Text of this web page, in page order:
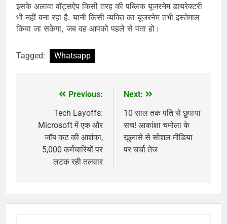
इसके अलावा वॉट्सऐप किसी तरह की पब्लिक यूजरनेम डायरेक्टरी
भी नहीं बना रहा है. यानी किसी व्यक्ति का यूजरनेम तभी इस्तेमाल
किया जा सकेगा, जब वह आपको पहले से पता हो।
Tagged: Whatsapp
navigation
Previous:
Tech Layoffs:
Microsoft में एक और
जॉब कट की आशंका,
5,000 कर्मचारियों पर
लटक रही तलवार
Next:
10 साल तक पति से छुपाया
सच! आकांक्षा चमोला के
खुलासे से सोशल मीडिया
पर चर्चा तेज